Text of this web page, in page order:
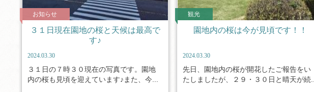
お知らせ
３１日現在園地の桜と天候は最高で
す♪
2024.03.30
３１日の７時３０現在の写真です。園地
内の桜も見頃を迎えています♪また、今...
観光
園地内の桜は今が見頃です！！
2024.03.30
先日、園地内の桜が開花したご報告をい
たしましたが、２９・３０日と晴天が続...